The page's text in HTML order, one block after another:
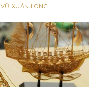
VŨ XUÂN LONG